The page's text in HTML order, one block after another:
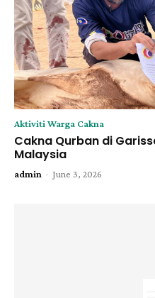
Aktiviti Warga Cakna
Cakna Qurban di
Malaysia
admin - June 3, 2026